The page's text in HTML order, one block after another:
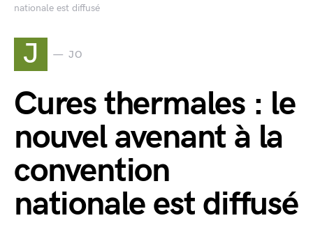
nationale est diffusé
J JO
Cures thermales : le
nouvel avenant à la
convention
nationale est diffusé